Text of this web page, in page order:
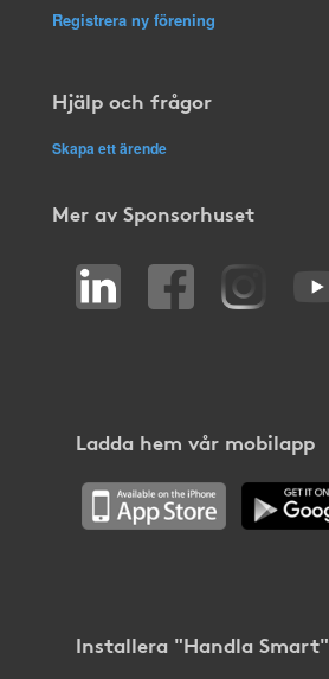
Registrera ny förening
Hjälp och frågor
Skapa ett ärende
Mer av Sponsorhuset
Ladda hem vår mobilapp
Installera "Handla Smart"